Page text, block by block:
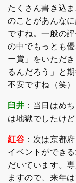
たくさん書き込
のことがあんな
ですね。一般の
の中でもっとも
ー賞」をいただ
るんだろう」と
不安ですね（笑）
臼井 ：当日はめ
は地獄でしたけど
紅谷 ：次は京都
イベントができ
だいています。
ますので、来年